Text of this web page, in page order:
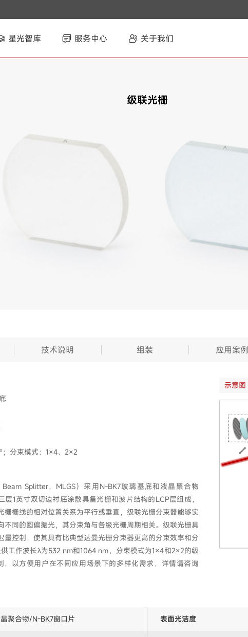
星光智库 服务中心 关于我们
级联光栅
技术说明 组装 应用案例
；分束模式：1×4、2×2
Splitter，MLGS）采用N-BK7玻璃基底和液晶聚合物
1英寸双切边衬底涂敷具备光栅和波片结构的LCP层组成，
栅线的相对位置关系为平行或垂直，级联光栅分束器能够实
同的圆偏振光，其分束角与各级光栅周期相关。级联光栅具
控制，使其具有比典型达曼光栅分束器更高的分束效率和分
工作波长λ为532 nm和1064 nm，分束模式为1×4和2×2的级
以方便用户在不同应用场景下的多样化需求，详情请咨询
示意图
聚合物/N-BK7窗口片 表面光洁度